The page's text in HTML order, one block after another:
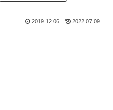
2019.12.06 2022.07.09